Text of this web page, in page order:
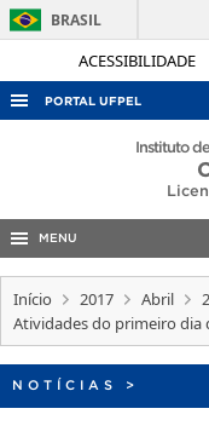
ACESSIBILIDADE
BRASIL
PORTAL UFPEL
ACESSO À INFORMAÇÃO
EDITAIS
INTERNACIONAL
OUVIDORIA
Instituto
MENU
Início 2017 Abril
Atividades do primeiro dia
NOTÍCIAS >